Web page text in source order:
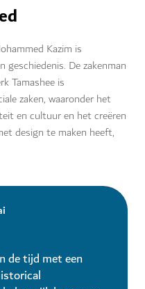
Kazim is
geschiedenis. De zakenman
Tamashee is
zaken, waaronder het
en cultuur en het creëren
design te maken heeft,
de tijd met een